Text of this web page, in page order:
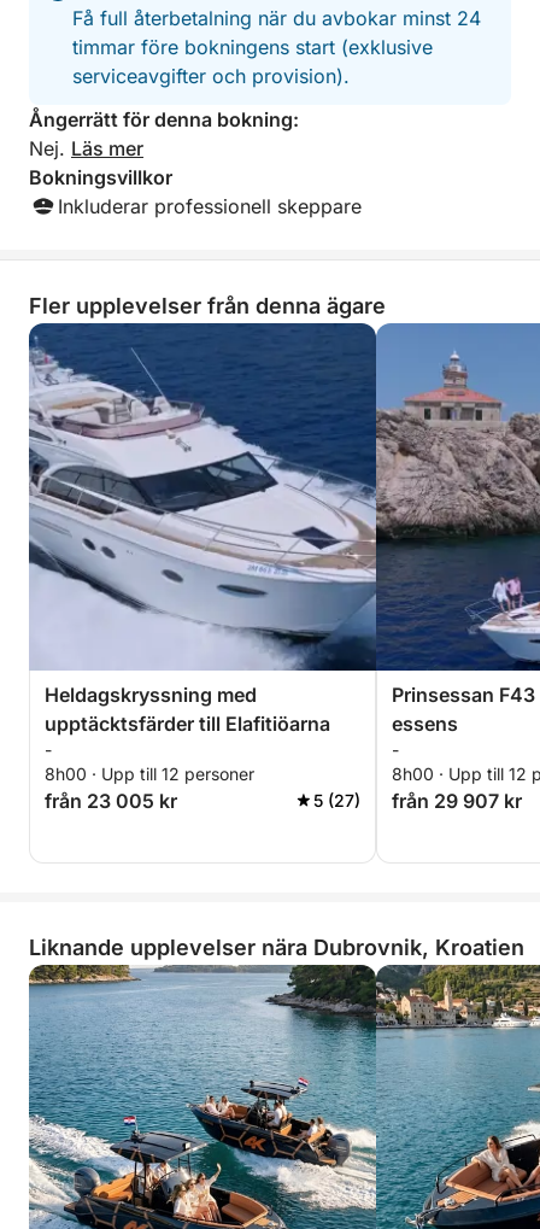
Få full återbetalning när du avbokar minst 24
timmar före bokningens start (exklusive
serviceavgifter och provision).
Ångerrätt för denna bokning:
Nej. Läs mer
Bokningsvillkor
Inkluderar professionell skeppare
Fler upplevelser från denna ägare
Heldagskryssning med
upptäcktsfärder till Elafitiöarna
-
8h00 · Upp till 12 personer
från 23 005 kr 5 (27)
Prinsessan
essens
-
8h00 · Upp till 12
från 29 907 kr
Liknande upplevelser nära Dubrovnik, Kroatien